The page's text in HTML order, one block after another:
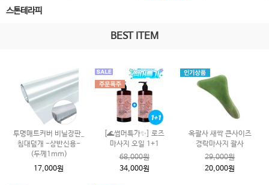
스톤테라피
BEST ITEM
투명매트커버 비닐장판_
침대덮개 -상반신용-
(두께1mm)
17,000원
[🌊썸머특가✨] 로즈
마사지 오일 1+1
68,000원
34,000원
옥괄사 새싹 큰사이즈
경락마사지 괄사
29,000원
20,000원